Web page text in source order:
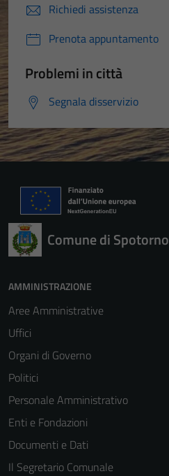
Richiedi assistenza
Prenota appuntamento
Problemi in città
Segnala disservizio
Comune di Spotorno
AMMINISTRAZIONE
Aree Amministrative
Uffici
Organi di Governo
Politici
Personale Amministrativo
Enti e Fondazioni
Documenti e Dati
Il Segretario Comunale